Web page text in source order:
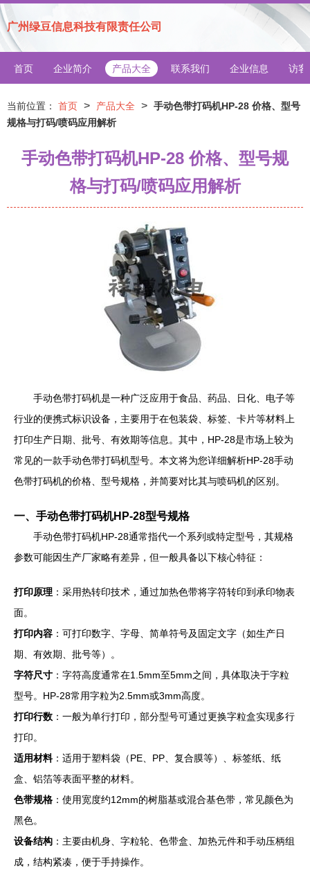
广州绿豆信息科技有限责任公司
首页 企业简介 产品大全 联系我们 企业信息 访客
当前位置： 首页 > 产品大全 > 手动色带打码机HP-28 价格、型号
规格与打码/喷码应用解析
手动色带打码机HP-28 价格、型号规
格与打码/喷码应用解析
手动色带打码机是一种广泛应用于食品、药品、日化、电子等
行业的便携式标识设备，主要用于在包装袋、标签、卡片等材料上
打印生产日期、批号、有效期等信息。其中，HP-28是市场上较为
常见的一款手动色带打码机型号。本文将为您详细解析HP-28手动
色带打码机的价格、型号规格，并简要对比其与喷码机的区别。
一、手动色带打码机HP-28型号规格
手动色带打码机HP-28通常指代一个系列或特定型号，其规格
参数可能因生产厂家略有差异，但一般具备以下核心特征：
打印原理 ：采用热转印技术，通过加热色带将字符转印到承印物表
面。
打印内容 ：可打印数字、字母、简单符号及固定文字（如生产日
期、有效期、批号等）。
字符尺寸 ：字符高度通常在1.5mm至5mm之间，具体取决于字粒
型号。HP-28常用字粒为2.5mm或3mm高度。
打印行数 ：一般为单行打印，部分型号可通过更换字粒盒实现多行
打印。
适用材料：适用于塑料袋（PE、PP、复合膜等）、标签纸、纸
盒、铝箔等表面平整的材料。
色带规格 ：使用宽度约12mm的树脂基或混合基色带，常见颜色为
黑色。
设备结构 ：主要由机身、字粒轮、色带盒、加热元件和手动压柄组
成，结构紧凑，便于手持操作。